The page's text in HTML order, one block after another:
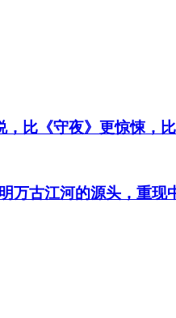
比《守夜》更惊悚，
古江河的源头，重现